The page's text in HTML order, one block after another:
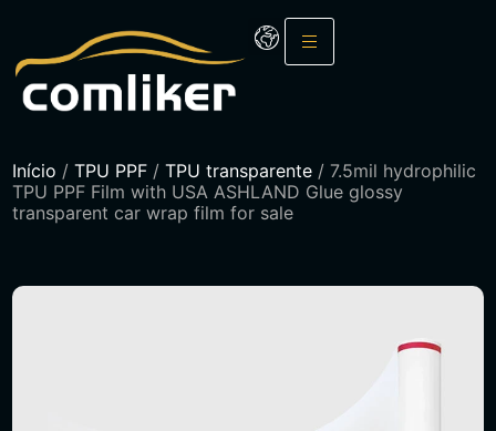
Início /TPU PPF /TPU transparente / 7.5mil hydrophilic
TPU PPF Film with USA ASHLAND Glue glossy
transparent car wrap film for sale